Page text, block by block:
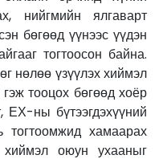
нийгмийн ялгаварт
бөгөөд үүнээс үүдэн
тогтоосон байна.
нөлөө үзүүлэх хиймэл
тооцох бөгөөд хоёр
ЕХ-ны бүтээгдэхүүний
тогтоомжид хамаарах
хиймэл оюун ухааныг